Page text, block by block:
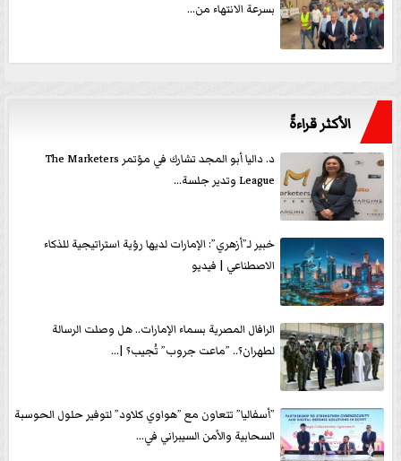
بسرعة الانتهاء من...
الأكثر قراءةً
د. داليا أبو المجد تشارك في مؤتمر The Marketers
League وتدير جلسة...
خبير لـ”أزهري”: الإمارات لديها رؤية استراتيجية للذكاء
الاصطناعي | فيديو
الرافال المصرية بسماء الإمارات.. هل وصلت الرسالة
لطهران؟.. ”ماعت جروب” تُجيب؟ |...
”أسفاليا” تتعاون مع ”هواوي كلاود” لتوفير حلول الحوسبة
السحابية والأمن السيبراني في...